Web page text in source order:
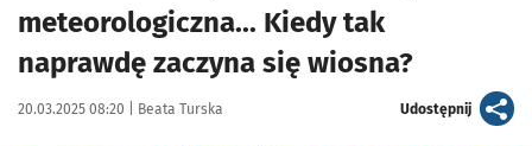
meteorologiczna... Kiedy tak
naprawdę zaczyna się wiosna?
Data publikacji:
20.03.2025 08:20 | Autor:
Beata Turska Udostępnijartykuł